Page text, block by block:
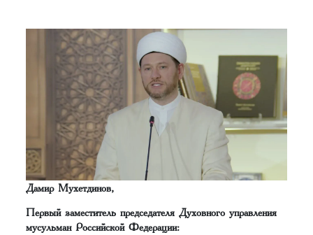
Дамир Мухетдинов,
Первый заместитель председателя Духовного управления
мусульман Российской Федерации: